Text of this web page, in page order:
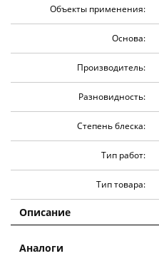
Объекты применения:
Основа:
Производитель:
Разновидность:
Степень блеска:
Тип работ:
Тип товара:
Описание
Аналоги